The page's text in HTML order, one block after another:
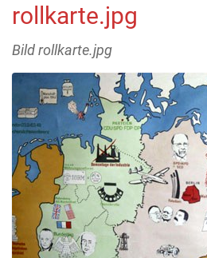
rollkarte.jpg
Bild rollkarte.jpg